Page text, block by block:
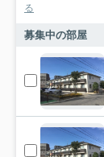
る
募集中の部屋